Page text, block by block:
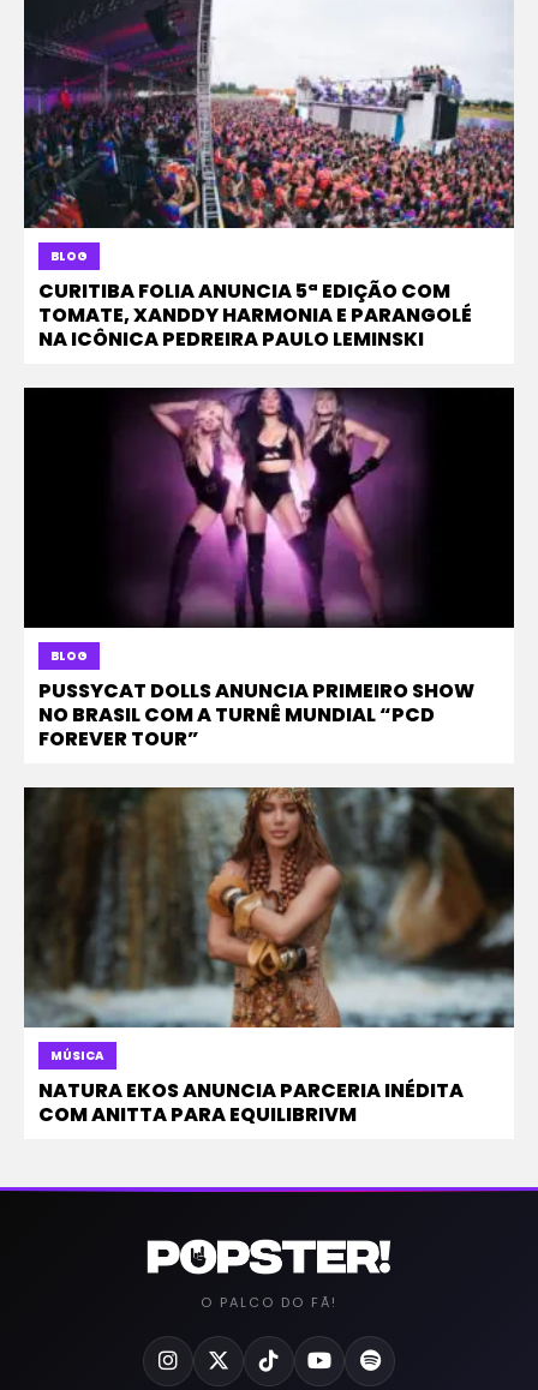
BLOG
CURITIBA FOLIA ANUNCIA 5ª EDIÇÃO COM
TOMATE, XANDDY HARMONIA E PARANGOLÉ
NA ICÔNICA PEDREIRA PAULO LEMINSKI
BLOG
PUSSYCAT DOLLS ANUNCIA PRIMEIRO SHOW
NO BRASIL COM A TURNÊ MUNDIAL “PCD
FOREVER TOUR”
MÚSICA
NATURA EKOS ANUNCIA PARCERIA INÉDITA
COM ANITTA PARA EQUILIBRIVM
O PALCO DO FÃ!